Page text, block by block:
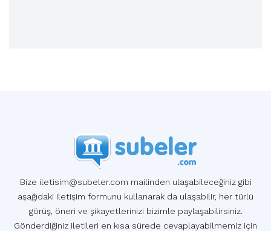
Bize iletisim@subeler.com mailinden ulaşabileceğiniz gibi
aşağıdaki iletişim formunu kullanarak da ulaşabilir, her türlü
görüş, öneri ve şikayetlerinizi bizimle paylaşabilirsiniz.
Gönderdiğiniz iletileri en kısa sürede cevaplayabilmemiz için